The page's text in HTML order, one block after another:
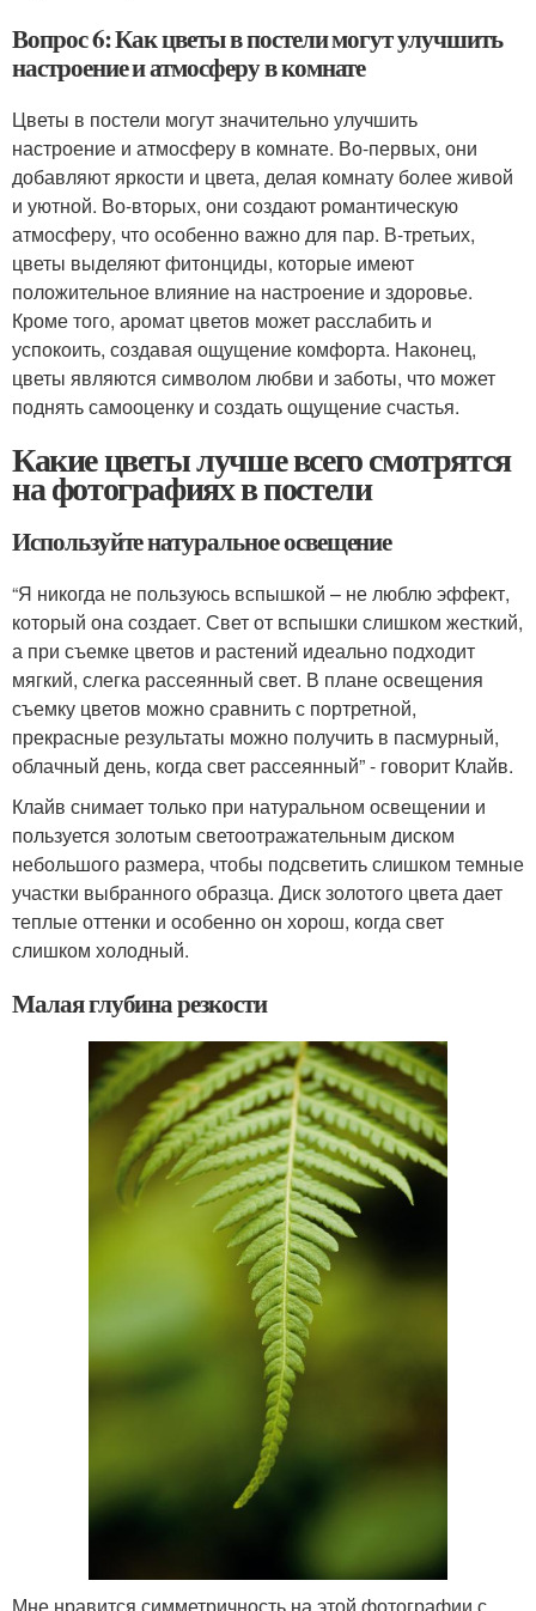
Вопрос 6: Как цветы в постели могут улучшить
настроение и атмосферу в комнате
Цветы в постели могут значительно улучшить
настроение и атмосферу в комнате. Во-первых, они
добавляют яркости и цвета, делая комнату более живой
и уютной. Во-вторых, они создают романтическую
атмосферу, что особенно важно для пар. В-третьих,
цветы выделяют фитонциды, которые имеют
положительное влияние на настроение и здоровье.
Кроме того, аромат цветов может расслабить и
успокоить, создавая ощущение комфорта. Наконец,
цветы являются символом любви и заботы, что может
поднять самооценку и создать ощущение счастья.
Какие цветы лучше всего смотрятся
на фотографиях в постели
Используйте натуральное освещение
“Я никогда не пользуюсь вспышкой – не люблю эффект,
который она создает. Свет от вспышки слишком жесткий,
а при съемке цветов и растений идеально подходит
мягкий, слегка рассеянный свет. В плане освещения
съемку цветов можно сравнить с портретной,
прекрасные результаты можно получить в пасмурный,
облачный день, когда свет рассеянный” - говорит Клайв.
Клайв снимает только при натуральном освещении и
пользуется золотым светоотражательным диском
небольшого размера, чтобы подсветить слишком темные
участки выбранного образца. Диск золотого цвета дает
теплые оттенки и особенно он хорош, когда свет
слишком холодный.
Малая глубина резкости